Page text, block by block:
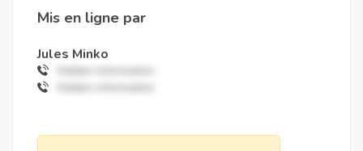
Mis en ligne par
Jules Minko
Hidden information
Hidden information